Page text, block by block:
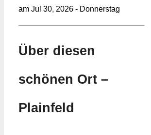
am Jul 30, 2026 - Donnerstag
Über diesen
schönen Ort –
Plainfeld